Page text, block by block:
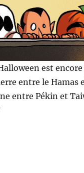
est
entre le Hamas
entre Pékin et